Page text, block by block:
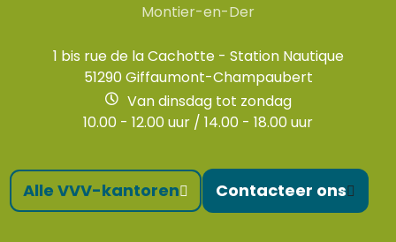
Montier-en-Der
1 bis rue de la Cachotte - Station Nautique
51290 Giffaumont-Champaubert
Van dinsdag tot zondag
10.00 - 12.00 uur / 14.00 - 18.00 uur
Alle VVV-kantoren Contacteer ons